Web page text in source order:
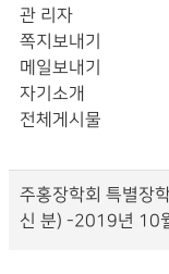
관 리자
쪽지보내기
메일보내기
자기소개
전체게시물
주홍장학회 특별장
신 분) -2019년 10